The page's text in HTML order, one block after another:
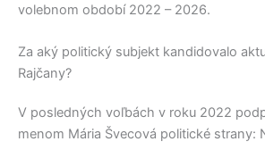
volebnom období 2022 – 2026.
Za aký politický subjekt kandidovalo
Rajčany?
V posledných voľbách v roku 2022
menom Mária Švecová politické strany: